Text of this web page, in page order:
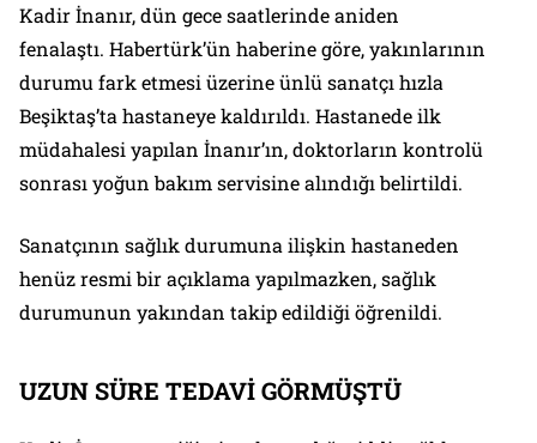
Kadir İnanır, dün gece saatlerinde aniden
fenalaştı. Habertürk’ün haberine göre, yakınlarının
durumu fark etmesi üzerine ünlü sanatçı hızla
Beşiktaş’ta hastaneye kaldırıldı. Hastanede ilk
müdahalesi yapılan İnanır’ın, doktorların kontrolü
sonrası yoğun bakım servisine alındığı belirtildi.
Sanatçının sağlık durumuna ilişkin hastaneden
henüz resmi bir açıklama yapılmazken, sağlık
durumunun yakından takip edildiği öğrenildi.
UZUN SÜRE TEDAVİ GÖRMÜŞTÜ